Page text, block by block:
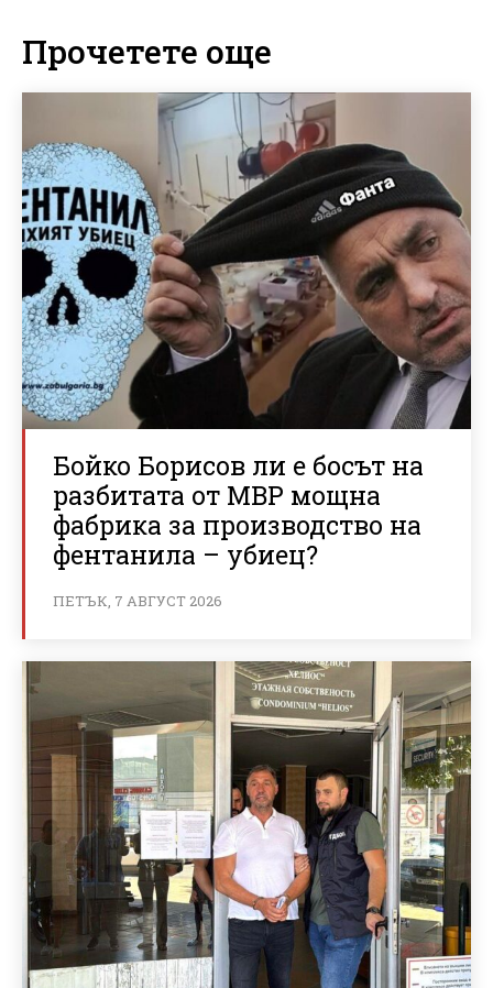
Прочетете още
Бойко Борисов ли е босът на
разбитата от МВР мощна
фабрика за производство на
фентанила – убиец?
ПЕТЪК, 7 АВГУСТ 2026